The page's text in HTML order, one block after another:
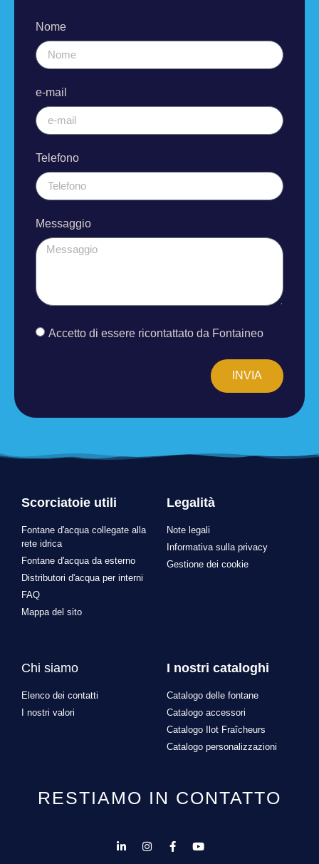
Nome
e-mail
Telefono
Messaggio
Accetto di essere ricontattato da Fontaineo
INVIA
Scorciatoie utili
Fontane d'acqua collegate alla
rete idrica
Fontane d'acqua da esterno
Distributori d'acqua per interni
FAQ
Mappa del sito
Legalità
Note legali
Informativa sulla privacy
Gestione dei cookie
Chi siamo
Elenco dei contatti
I nostri valori
I nostri cataloghi
Catalogo delle fontane
Catalogo accessori
Catalogo Ilot Fraîcheurs
Catalogo personalizzazioni
RESTIAMO IN CONTATTO